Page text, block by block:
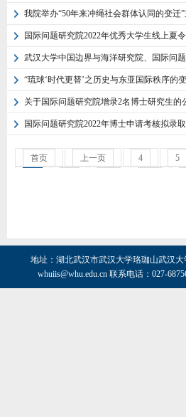
我院举办“50年来冲绳社会群体认同的变迁
国际问题研究院2022年优秀大学生线上夏
武汉大学中国边界与海洋研究院、国际问
选细则
“琉球‘时代更替’之历史与东亚国际秩序的
关于国际问题研究院增录2名博士研究生的
国际问题研究院2022年博士申请考核拟录
首页 上一页 4 5
地址：湖北武汉市武汉大学珞珈山武汉
whuiis@whu.edu.cn 联系电话：027-